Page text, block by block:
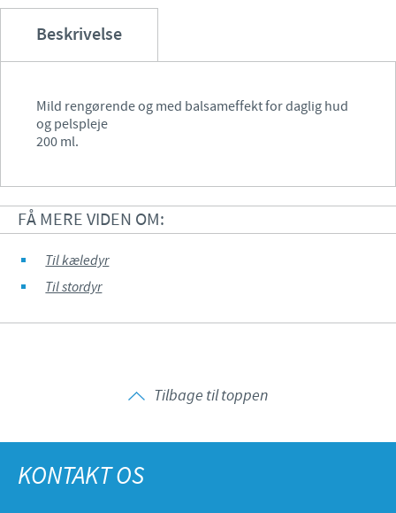
Beskrivelse
Mild rengørende og med balsameffekt for daglig hud
og pelspleje
200 ml.
FÅ MERE VIDEN OM:
Til kæledyr
Til stordyr
Tilbage til toppen
KONTAKT OS